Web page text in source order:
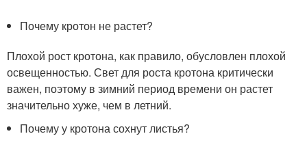
Почему кротон не растет?
Плохой рост кротона, как правило, обусловлен плохой
освещенностью. Свет для роста кротона критически
важен, поэтому в зимний период времени он растет
значительно хуже, чем в летний.
Почему у кротона сохнут листья?